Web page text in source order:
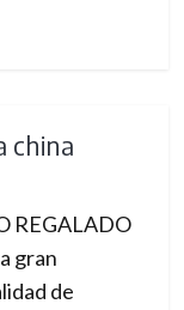
china
REGALADO
gran
de